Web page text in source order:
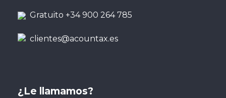
Gratuito +34 900 264 785
clientes@acountax.es
¿Le llamamos?